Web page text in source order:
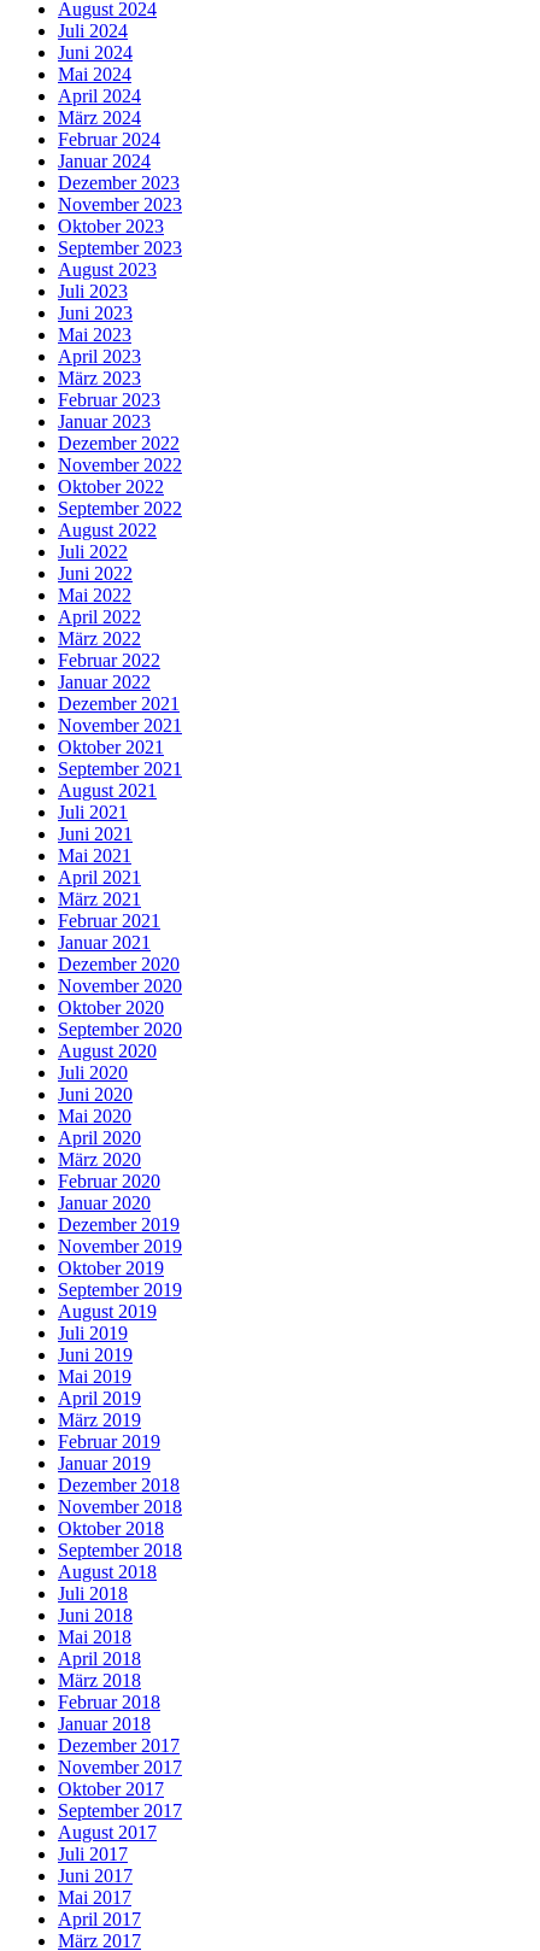
August 2024
Juli 2024
Juni 2024
Mai 2024
April 2024
März 2024
Februar 2024
Januar 2024
Dezember 2023
November 2023
Oktober 2023
September 2023
August 2023
Juli 2023
Juni 2023
Mai 2023
April 2023
März 2023
Februar 2023
Januar 2023
Dezember 2022
November 2022
Oktober 2022
September 2022
August 2022
Juli 2022
Juni 2022
Mai 2022
April 2022
März 2022
Februar 2022
Januar 2022
Dezember 2021
November 2021
Oktober 2021
September 2021
August 2021
Juli 2021
Juni 2021
Mai 2021
April 2021
März 2021
Februar 2021
Januar 2021
Dezember 2020
November 2020
Oktober 2020
September 2020
August 2020
Juli 2020
Juni 2020
Mai 2020
April 2020
März 2020
Februar 2020
Januar 2020
Dezember 2019
November 2019
Oktober 2019
September 2019
August 2019
Juli 2019
Juni 2019
Mai 2019
April 2019
März 2019
Februar 2019
Januar 2019
Dezember 2018
November 2018
Oktober 2018
September 2018
August 2018
Juli 2018
Juni 2018
Mai 2018
April 2018
März 2018
Februar 2018
Januar 2018
Dezember 2017
November 2017
Oktober 2017
September 2017
August 2017
Juli 2017
Juni 2017
Mai 2017
April 2017
März 2017